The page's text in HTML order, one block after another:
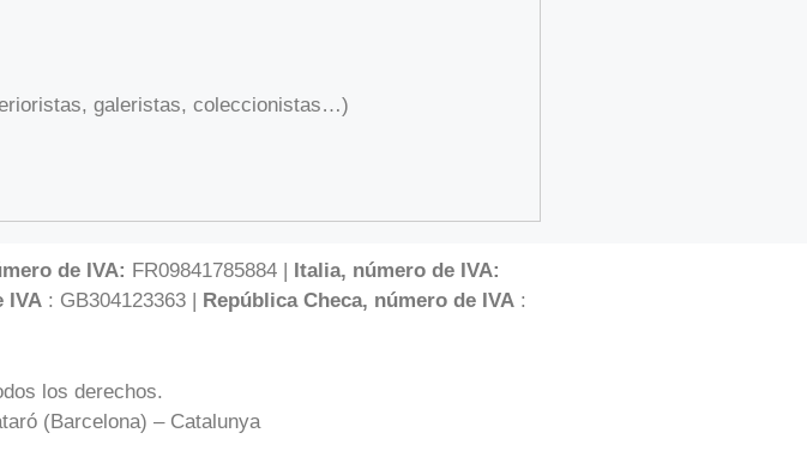
galeristas, coleccionistas…)
de IVA: FR09841785884 | Italia, número de IVA:
IVA: GB304123363 | República Checa, número de IVA:
los derechos.
(Barcelona) – Catalunya